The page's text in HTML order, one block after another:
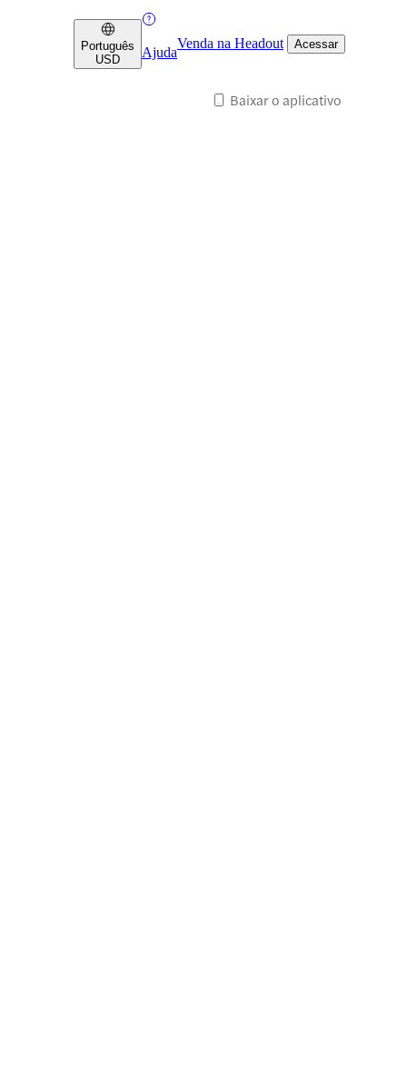
Português
USD
Ajuda
Venda na Headout Acessar
Baixar o aplicativo